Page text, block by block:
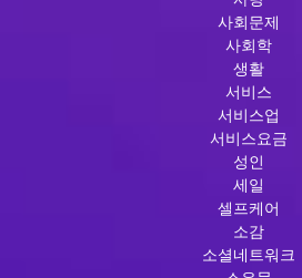
사회문제
사회학
생활
서비스
서비스업
서비스요금
성인
세일
셀프케어
소감
소셜네트워크